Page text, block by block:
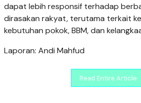
dapat lebih responsif terhadap
dirasakan rakyat, terutama terkait
kebutuhan pokok, BBM, dan
Laporan: Andi Mahfud
Read Entire Article